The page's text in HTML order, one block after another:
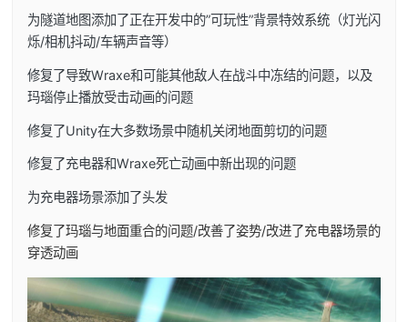
为隧道地图添加了正在开发中的”可玩性”背景特效系统（灯光闪
烁/相机抖动/车辆声音等）
修复了导致Wraxe和可能其他敌人在战斗中冻结的问题，以及
玛瑙停止播放受击动画的问题
修复了Unity在大多数场景中随机关闭地面剪切的问题
修复了充电器和Wraxe死亡动画中新出现的问题
为充电器场景添加了头发
修复了玛瑙与地面重合的问题/改善了姿势/改进了充电器场景的
穿透动画